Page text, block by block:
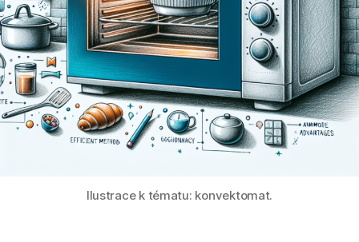
Ilustrace k tématu: konvektomat.